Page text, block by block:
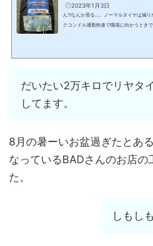
2023年1月3日
ん⁈なんか滑る…。ノーマルタイヤは減り
クコンドル通勤快速で職場に向かうとき
だいたい2万キロでリヤタ
してます。
8月の暑ーいお盆過ぎたとあ
なっているBADさんのお店の
た。
しもし